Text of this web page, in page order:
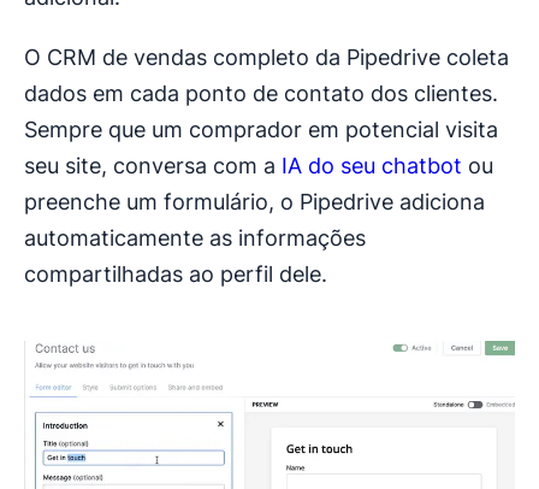
O CRM de vendas completo da Pipedrive coleta
dados em cada ponto de contato dos clientes.
Sempre que um comprador em potencial visita
seu site, conversa com a IA do seu chatbot ou
preenche um formulário, o Pipedrive adiciona
automaticamente as informações
compartilhadas ao perfil dele.